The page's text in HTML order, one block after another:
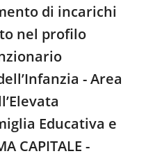
di incarichi
nel profilo
- Area
Educativa e
CAPITALE -